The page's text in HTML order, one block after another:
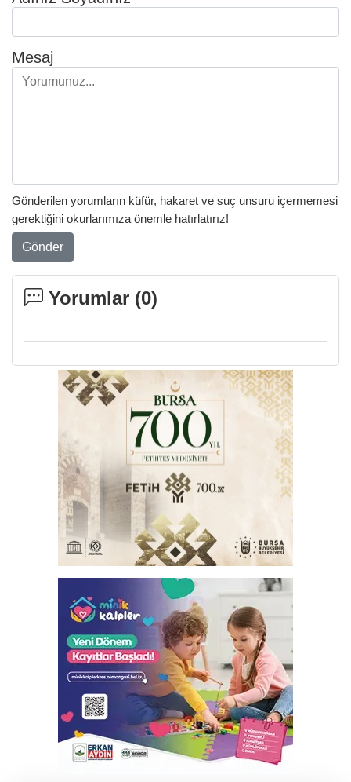
Mesaj
Gönderilen yorumların küfür, hakaret ve suç unsuru içermemesi
gerektiğini okurlarımıza önemle hatırlatırız!
Gönder
Yorumlar (0)